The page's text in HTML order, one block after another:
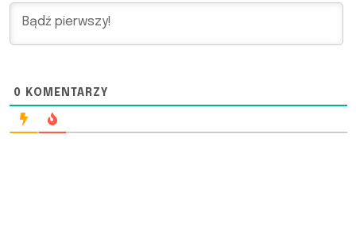
0 KOMENTARZY